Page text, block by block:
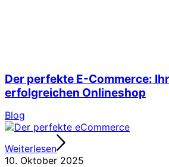
Der perfekte E-Commerce:
erfolgreichen Onlineshop
Blog
Weiterlesen
10. Oktober 2025